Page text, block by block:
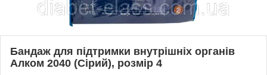
Бандаж для підтримки внутрішніх органів
Алком 2040 (Сірий), розмір 4